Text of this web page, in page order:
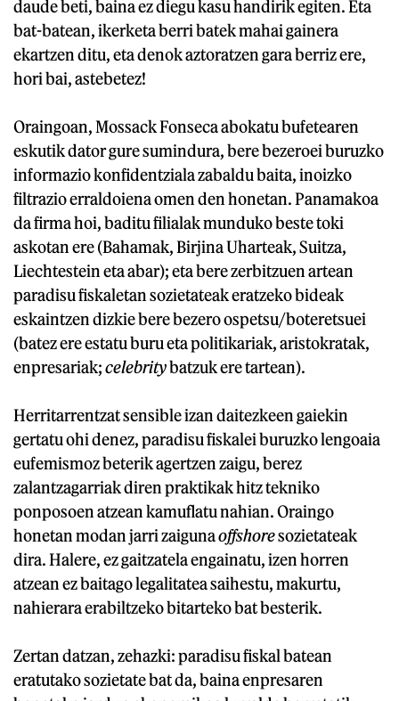
daude beti, baina ez diegu kasu handirik egiten. Eta
bat-batean, ikerketa berri batek mahai gainera
ekartzen ditu, eta denok aztoratzen gara berriz ere,
hori bai, astebetez!
Oraingoan, Mossack Fonseca abokatu bufetearen
eskutik dator gure sumindura, bere bezeroei buruzko
informazio konfidentziala zabaldu baita, inoizko
filtrazio erraldoiena omen den honetan. Panamakoa
da firma hoi, baditu filialak munduko beste toki
askotan ere (Bahamak, Birjina Uharteak, Suitza,
Liechtestein eta abar); eta bere zerbitzuen artean
paradisu fiskaletan sozietateak eratzeko bideak
eskaintzen dizkie bere bezero ospetsu/boteretsuei
(batez ere estatu buru eta politikariak, aristokratak,
enpresariak;celebritybatzuk ere tartean).
Herritarrentzat sensible izan daitezkeen gaiekin
gertatu ohi denez, paradisu fiskalei buruzko lengoaia
eufemismoz beterik agertzen zaigu, berez
zalantzagarriak diren praktikak hitz tekniko
ponposoen atzean kamuflatu nahian. Oraingo
honetan modan jarri zaigunaoffshoresozietateak
dira. Halere, ez gaitzatela engainatu, izen horren
atzean ez baitago legalitatea saihestu, makurtu,
nahierara erabiltzeko bitarteko bat besterik.
Zertan datzan, zehazki: paradisu fiskal batean
eratutako sozietate bat da, baina enpresaren